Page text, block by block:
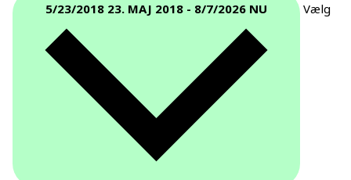
5/23/2018 23. MAJ 2018 - 8/7/2026 NU Vælg